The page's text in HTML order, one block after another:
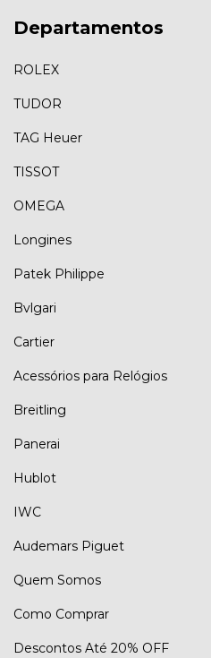
Departamentos
ROLEX
TUDOR
TAG Heuer
TISSOT
OMEGA
Longines
Patek Philippe
Bvlgari
Cartier
Acessórios para Relógios
Breitling
Panerai
Hublot
IWC
Audemars Piguet
Quem Somos
Como Comprar
Descontos Até 20% OFF